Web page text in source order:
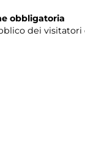
obbligatoria
dei